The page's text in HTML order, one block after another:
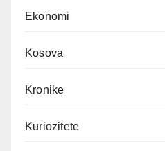
Ekonomi
Kosova
Kronike
Kuriozitete